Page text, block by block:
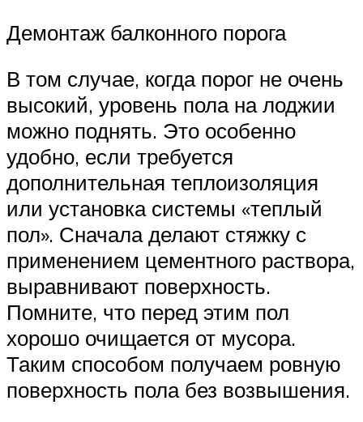
Демонтаж балконного порога
В том случае, когда порог не очень
высокий, уровень пола на лоджии
можно поднять. Это особенно
удобно, если требуется
дополнительная теплоизоляция
или установка системы «теплый
пол». Сначала делают стяжку с
применением цементного раствора,
выравнивают поверхность.
Помните, что перед этим пол
хорошо очищается от мусора.
Таким способом получаем ровную
поверхность пола без возвышения.